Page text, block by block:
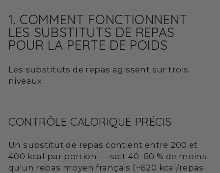
1. COMMENT FONCTIONNENT
LES SUBSTITUTS DE REPAS
POUR LA PERTE DE POIDS
Les substituts de repas agissent sur trois
niveaux :
CONTRÔLE CALORIQUE PRÉCIS
Un substitut de repas contient entre 200 et
400 kcal par portion — soit 40–60 % de moins
qu'un repas moyen français (~620 kcal/repas